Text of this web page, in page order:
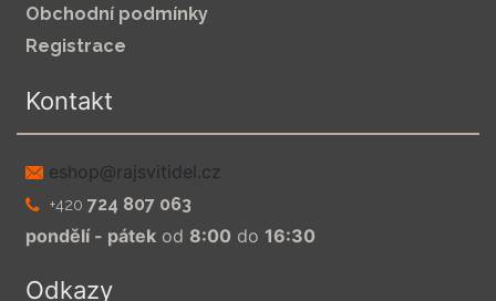
Obchodní podmínky
Registrace
Kontakt
zc.leditivsjar@pohse
+420 724 807 063
pondělí - pátek od 8:00 do 16:30
Odkazy